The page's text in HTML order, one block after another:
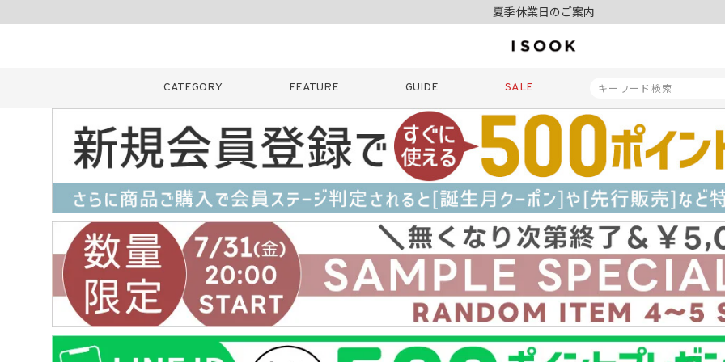
夏季休業日のご案内
10,000円以上ご購入で送料無料
夏季休業日のご案内
令和8年熊本地震の影響によるお荷物のお届けについて
CATEGORY FEATURE GUIDE SALE
キーワード 商品番号
販売タイプ
新着 再入荷 SALE
商品タイプ
ORIGINAL HIT
価格（税込）
〜